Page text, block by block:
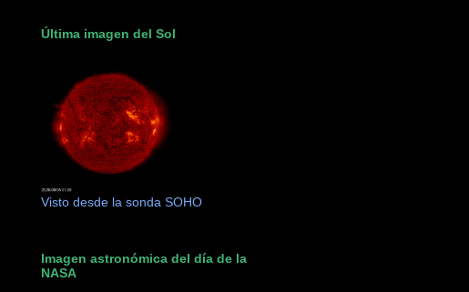
Última imagen del Sol
Visto desde la sonda SOHO
Imagen astronómica del día de la
NASA